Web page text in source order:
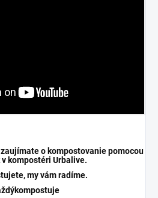
o kompostovanie pomocou
kompostéri Urbalive.
my vám radíme.